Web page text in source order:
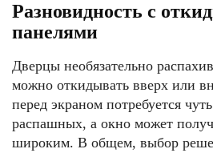
Разновидность с
панелями
Дверцы необязательно
можно откидывать вверх или
перед экраном потребуется
распашных, а окно может
широким. В общем, выбор